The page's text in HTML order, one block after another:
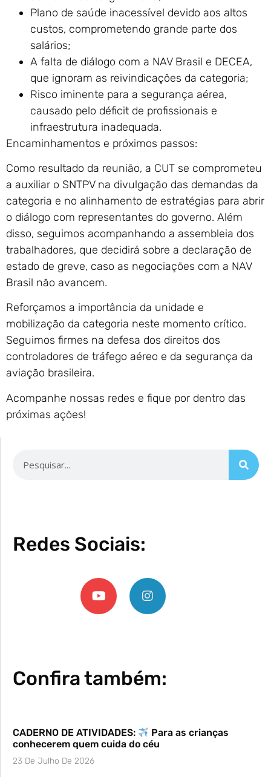
Plano de saúde inacessível devido aos altos
custos, comprometendo grande parte dos
salários;
A falta de diálogo com a NAV Brasil e DECEA,
que ignoram as reivindicações da categoria;
Risco iminente para a segurança aérea,
causado pelo déficit de profissionais e
infraestrutura inadequada.
Encaminhamentos e próximos passos:
Como resultado da reunião, a CUT se comprometeu
a auxiliar o SNTPV na divulgação das demandas da
categoria e no alinhamento de estratégias para abrir
o diálogo com representantes do governo. Além
disso, seguimos acompanhando a assembleia dos
trabalhadores, que decidirá sobre a declaração de
estado de greve, caso as negociações com a NAV
Brasil não avancem.
Reforçamos a importância da unidade e
mobilização da categoria neste momento crítico.
Seguimos firmes na defesa dos direitos dos
controladores de tráfego aéreo e da segurança da
aviação brasileira.
Acompanhe nossas redes e fique por dentro das
próximas ações!
Redes Sociais:
Confira também:
CADERNO DE ATIVIDADES:
Para as crianças
conhecerem quem cuida do céu
23 De Julho De 2026